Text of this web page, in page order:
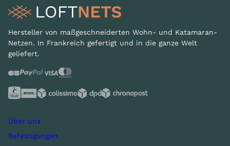
Hersteller von maßgeschneiderten Wohn- und Katamaran-
Netzen. In Frankreich gefertigt und in die ganze Welt
geliefert.
Über uns
Befestigungen